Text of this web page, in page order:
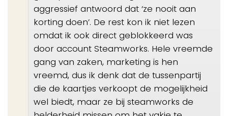
aggressief antwoord dat ‘ze nooit aan
korting doen’. De rest kon ik niet lezen
omdat ik ook direct geblokkeerd was
door account Steamworks. Hele vreemde
gang van zaken, marketing is hen
vreemd, dus ik denk dat de tussenpartij
die de kaartjes verkoopt de mogelijkheid
wel biedt, maar ze bij steamworks de